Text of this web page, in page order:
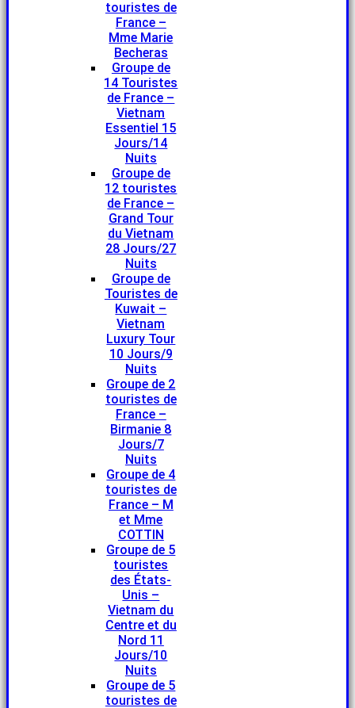
touristes de
France –
Mme Marie
Becheras
Groupe de
14 Touristes
de France –
Vietnam
Essentiel 15
Jours/14
Nuits
Groupe de
12 touristes
de France –
Grand Tour
du Vietnam
28 Jours/27
Nuits
Groupe de
Touristes de
Kuwait –
Vietnam
Luxury Tour
10 Jours/9
Nuits
Groupe de 2
touristes de
France –
Birmanie 8
Jours/7
Nuits
Groupe de 4
touristes de
France – M
et Mme
COTTIN
Groupe de 5
touristes
des États-
Unis –
Vietnam du
Centre et du
Nord 11
Jours/10
Nuits
Groupe de 5
touristes de